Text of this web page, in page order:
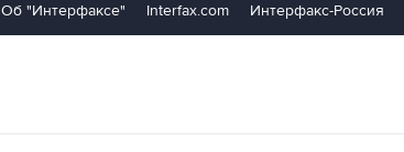
Об "Интерфаксе" Interfax.com Интерфакс-Россия